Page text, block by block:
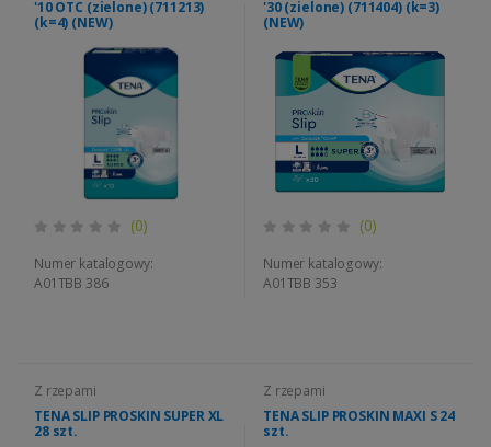
'10 OTC (zielone) (711213)
(k=4) (NEW)
(0)
Numer katalogowy:
A01TBB 386
'30 (zielone) (711404) (k=3)
(NEW)
(0)
Numer katalogowy:
A01TBB 353
Z rzepami
TENA SLIP PROSKIN SUPER XL
28 szt.
Z rzepami
TENA SLIP PROSKIN MAXI S 24
szt.